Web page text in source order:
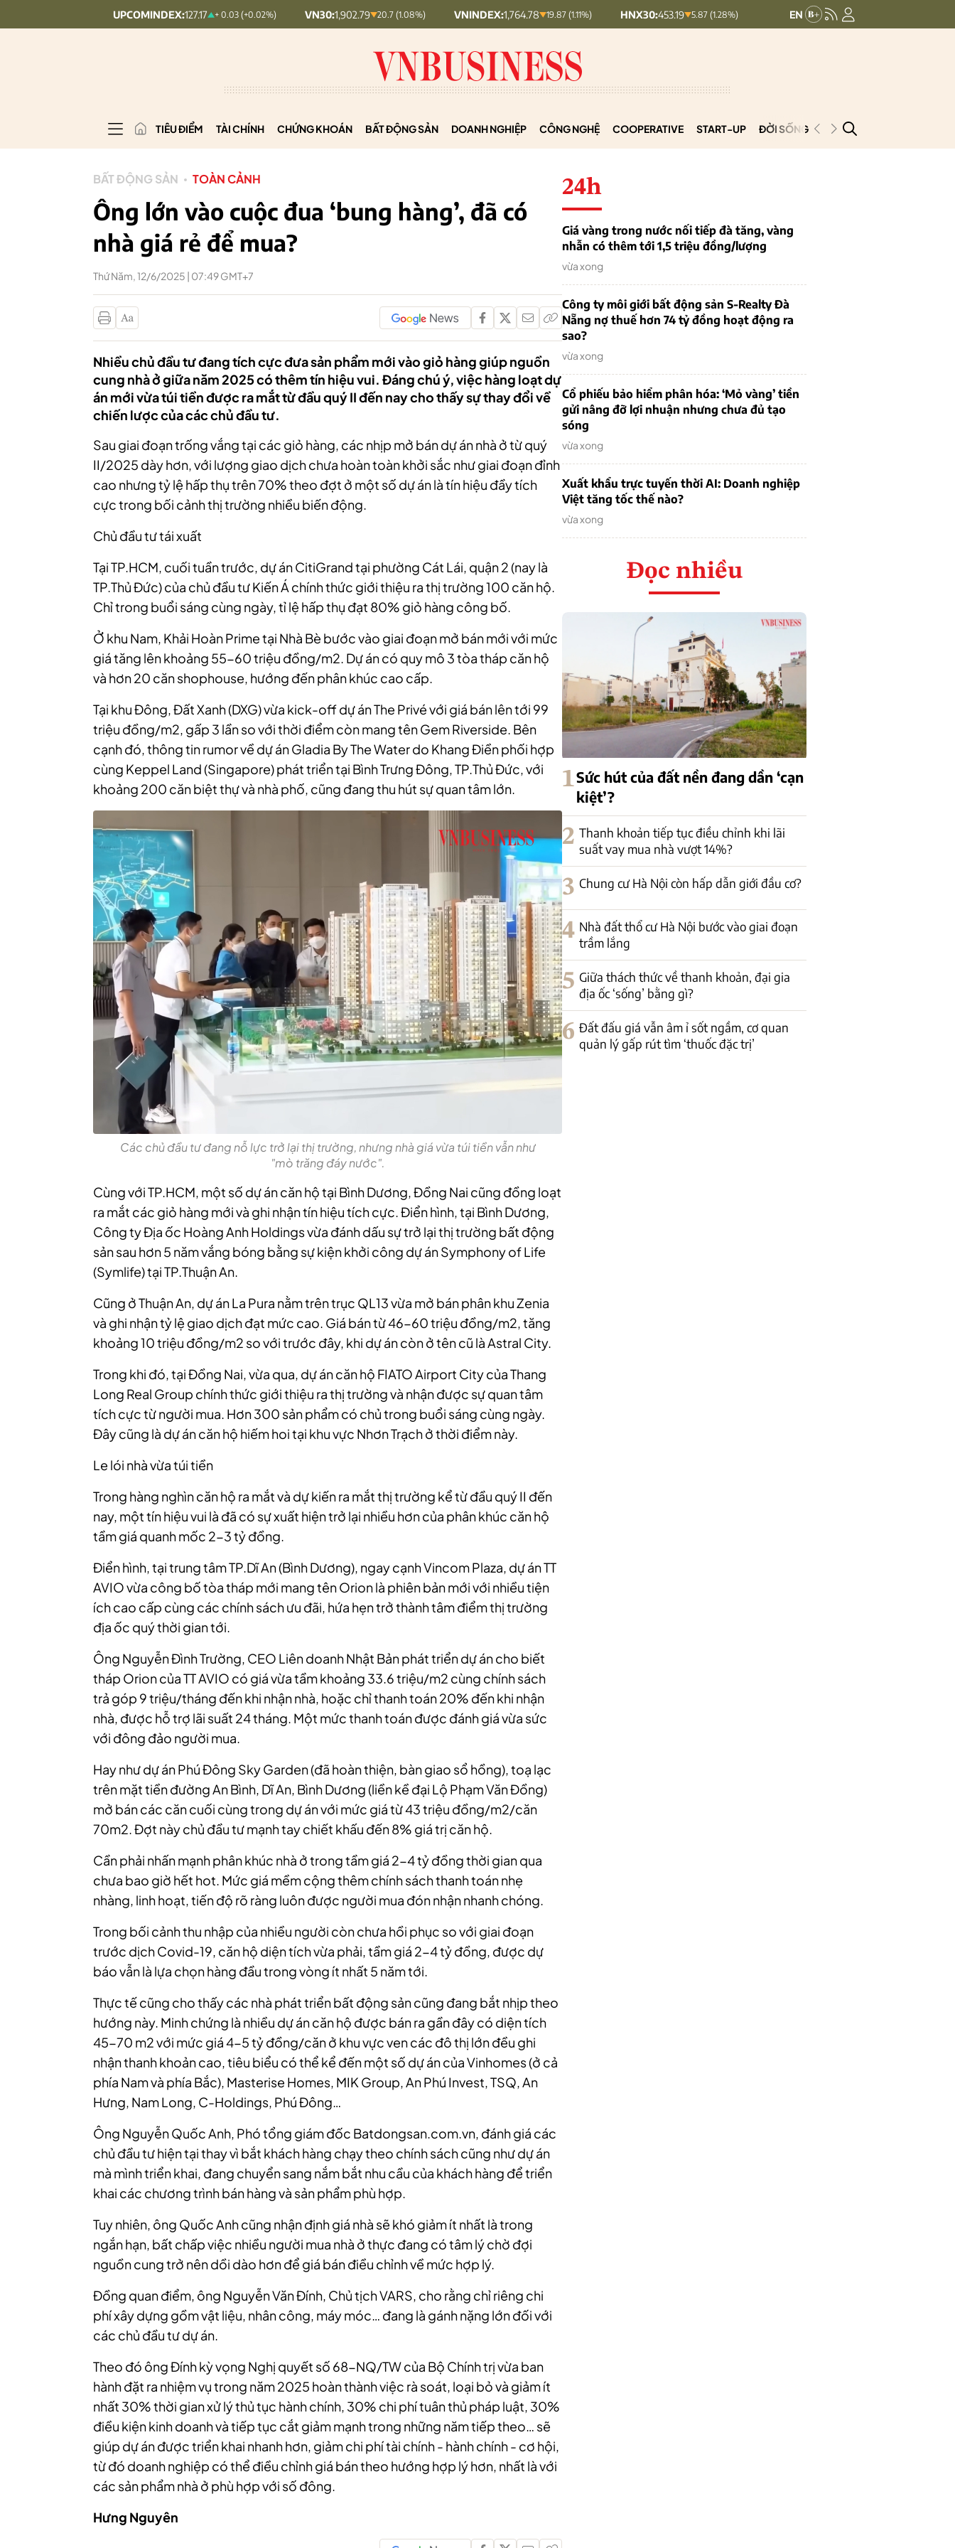
UPCOMINDEX:127.17 + 0.03 (+0.02%) VN30: 1,902.79 20.7 (1.08%) VNINDEX: 1,764.78 19.87 (1.11%) HNX30: 453.19 5.87 (1.28%) HNXINDEX: 292.64 8.56 (2.84%)
TIÊU ĐIỂM TÀI CHÍNH CHỨNG KHOÁN BẤT ĐỘNG SẢN DOANH NGHIỆP CÔNG NGHỆ COOPERATIVE START-UP ĐỜI SỐNG PODCAST
BẤT ĐỘNG SẢN TOÀN CẢNH
Ông lớn vào cuộc đua ‘bung hàng’, đã có
nhà giá rẻ để mua?
Thứ Năm, 12/6/2025 | 07:49 GMT+7
Nhiều chủ đầu tư đang tích cực đưa sản phẩm mới vào giỏ hàng giúp nguồn
cung nhà ở giữa năm 2025 có thêm tín hiệu vui. Đáng chú ý, việc hàng loạt dự
án mới vừa túi tiền được ra mắt từ đầu quý II đến nay cho thấy sự thay đổi về
chiến lược của các chủ đầu tư.
Sau giai đoạn trống vắng tại các giỏ hàng, các nhịp mở bán dự án nhà ở từ quý
II/2025 dày hơn, với lượng giao dịch chưa hoàn toàn khởi sắc như giai đoạn đỉnh
cao nhưng tỷ lệ hấp thụ trên 70% theo đợt ở một số dự án là tín hiệu đầy tích
cực trong bối cảnh thị trường nhiều biến động.
Chủ đầu tư tái xuất
Tại TP.HCM, cuối tuần trước, dự án CitiGrand tại phường Cát Lái, quận 2 (nay là
TP.Thủ Đức) của chủ đầu tư Kiến Á chính thức giới thiệu ra thị trường 100 căn hộ.
Chỉ trong buổi sáng cùng ngày, tỉ lệ hấp thụ đạt 80% giỏ hàng công bố.
Ở khu Nam, Khải Hoàn Prime tại Nhà Bè bước vào giai đoạn mở bán mới với mức
giá tăng lên khoảng 55-60 triệu đồng/m2. Dự án có quy mô 3 tòa tháp căn hộ
và hơn 20 căn shophouse, hướng đến phân khúc cao cấp.
Tại khu Đông, Đất Xanh (DXG) vừa kick-off dự án The Privé với giá bán lên tới 99
triệu đồng/m2, gấp 3 lần so với thời điểm còn mang tên Gem Riverside. Bên
cạnh đó, thông tin rumor về dự án Gladia By The Water do Khang Điền phối hợp
cùng Keppel Land (Singapore) phát triển tại Bình Trưng Đông, TP.Thủ Đức, với
khoảng 200 căn biệt thự và nhà phố, cũng đang thu hút sự quan tâm lớn.
Các chủ đầu tư đang nỗ lực trở lại thị trường, nhưng nhà giá vừa túi tiền vẫn như
"mò trăng đáy nước".
Cùng với TP.HCM, một số dự án căn hộ tại Bình Dương, Đồng Nai cũng đồng loạt
ra mắt các giỏ hàng mới và ghi nhận tín hiệu tích cực. Điển hình, tại Bình Dương,
Công ty Địa ốc Hoàng Anh Holdings vừa đánh dấu sự trở lại thị trường bất động
sản sau hơn 5 năm vắng bóng bằng sự kiện khởi công dự án Symphony of Life
(Symlife) tại TP.Thuận An.
Cũng ở Thuận An, dự án La Pura nằm trên trục QL13 vừa mở bán phân khu Zenia
và ghi nhận tỷ lệ giao dịch đạt mức cao. Giá bán từ 46-60 triệu đồng/m2, tăng
khoảng 10 triệu đồng/m2 so với trước đây, khi dự án còn ở tên cũ là Astral City.
Trong khi đó, tại Đồng Nai, vừa qua, dự án căn hộ FIATO Airport City của Thang
Long Real Group chính thức giới thiệu ra thị trường và nhận được sự quan tâm
tích cực từ người mua. Hơn 300 sản phẩm có chủ trong buổi sáng cùng ngày.
Đây cũng là dự án căn hộ hiếm hoi tại khu vực Nhơn Trạch ở thời điểm này.
Le lói nhà vừa túi tiền
Trong hàng nghìn căn hộ ra mắt và dự kiến ra mắt thị trường kể từ đầu quý II đến
nay, một tín hiệu vui là đã có sự xuất hiện trở lại nhiều hơn của phân khúc căn hộ
tầm giá quanh mốc 2-3 tỷ đồng.
Điển hình, tại trung tâm TP.Dĩ An (Bình Dương), ngay cạnh Vincom Plaza, dự án TT
AVIO vừa công bố tòa tháp mới mang tên Orion là phiên bản mới với nhiều tiện
ích cao cấp cùng các chính sách ưu đãi, hứa hẹn trở thành tâm điểm thị trường
địa ốc quý thời gian tới.
Ông Nguyễn Đình Trường, CEO Liên doanh Nhật Bản phát triển dự án cho biết
tháp Orion của TT AVIO có giá vừa tầm khoảng 33.6 triệu/m2 cùng chính sách
trả góp 9 triệu/tháng đến khi nhận nhà, hoặc chỉ thanh toán 20% đến khi nhận
nhà, được hỗ trợ lãi suất 24 tháng. Một mức thanh toán được đánh giá vừa sức
với đông đảo người mua.
Hay như dự án Phú Đông Sky Garden (đã hoàn thiện, bàn giao sổ hồng), toạ lạc
trên mặt tiền đường An Bình, Dĩ An, Bình Dương (liền kề đại Lộ Phạm Văn Đồng)
mở bán các căn cuối cùng trong dự án với mức giá từ 43 triệu đồng/m2/căn
70m2. Đợt này chủ đầu tư mạnh tay chiết khấu đến 8% giá trị căn hộ.
Cần phải nhấn mạnh phân khúc nhà ở trong tầm giá 2-4 tỷ đồng thời gian qua
chưa bao giờ hết hot. Mức giá mềm cộng thêm chính sách thanh toán nhẹ
nhàng, linh hoạt, tiến độ rõ ràng luôn được người mua đón nhận nhanh chóng.
Trong bối cảnh thu nhập của nhiều người còn chưa hồi phục so với giai đoạn
trước dịch Covid-19, căn hộ diện tích vừa phải, tầm giá 2-4 tỷ đồng, được dự
báo vẫn là lựa chọn hàng đầu trong vòng ít nhất 5 năm tới.
Thực tế cũng cho thấy các nhà phát triển bất động sản cũng đang bắt nhịp theo
hướng này. Minh chứng là nhiều dự án căn hộ được bán ra gần đây có diện tích
45-70 m2 với mức giá 4-5 tỷ đồng/căn ở khu vực ven các đô thị lớn đều ghi
nhận thanh khoản cao, tiêu biểu có thể kể đến một số dự án của Vinhomes (ở cả
phía Nam và phía Bắc), Masterise Homes, MIK Group, An Phú Invest, TSQ, An
Hưng, Nam Long, C-Holdings, Phú Đông…
Ông Nguyễn Quốc Anh, Phó tổng giám đốc Batdongsan.com.vn, đánh giá các
chủ đầu tư hiện tại thay vì bắt khách hàng chạy theo chính sách cũng như dự án
mà mình triển khai, đang chuyển sang nắm bắt nhu cầu của khách hàng để triển
khai các chương trình bán hàng và sản phẩm phù hợp.
Tuy nhiên, ông Quốc Anh cũng nhận định giá nhà sẽ khó giảm ít nhất là trong
ngắn hạn, bất chấp việc nhiều người mua nhà ở thực đang có tâm lý chờ đợi
nguồn cung trở nên dồi dào hơn để giá bán điều chỉnh về mức hợp lý.
Đồng quan điểm, ông Nguyễn Văn Đính, Chủ tịch VARS, cho rằng chỉ riêng chi
phí xây dựng gồm vật liệu, nhân công, máy móc… đang là gánh nặng lớn đối với
các chủ đầu tư dự án.
Theo đó ông Đính kỳ vọng Nghị quyết số 68-NQ/TW của Bộ Chính trị vừa ban
hành đặt ra nhiệm vụ trong năm 2025 hoàn thành việc rà soát, loại bỏ và giảm ít
nhất 30% thời gian xử lý thủ tục hành chính, 30% chi phí tuân thủ pháp luật, 30%
điều kiện kinh doanh và tiếp tục cắt giảm mạnh trong những năm tiếp theo… sẽ
giúp dự án được triển khai nhanh hơn, giảm chi phí tài chính - hành chính - cơ hội,
từ đó doanh nghiệp có thể điều chỉnh giá bán theo hướng hợp lý hơn, nhất là với
các sản phẩm nhà ở phù hợp với số đông.
Hưng Nguyên
24h
Giá vàng trong nước nối tiếp đà tăng, vàng
nhẫn có thêm tới 1,5 triệu đồng/lượng
vừa xong
Công ty môi giới bất động sản S-Realty Đà
Nẵng nợ thuế hơn 74 tỷ đồng hoạt động ra
sao?
vừa xong
Cổ phiếu bảo hiểm phân hóa: ‘Mỏ vàng’ tiền
gửi nâng đỡ lợi nhuận nhưng chưa đủ tạo
sóng
vừa xong
Xuất khẩu trực tuyến thời AI: Doanh nghiệp
Việt tăng tốc thế nào?
vừa xong
Đọc nhiều
1Sức hút của đất nền đang dần ‘cạn
kiệt’?
2 Thanh khoản tiếp tục điều chỉnh khi lãi
suất vay mua nhà vượt 14%?
3 Chung cư Hà Nội còn hấp dẫn giới đầu cơ?
4 Nhà đất thổ cư Hà Nội bước vào giai đoạn
trầm lắng
5 Giữa thách thức về thanh khoản, đại gia
địa ốc ‘sống’ bằng gì?
6 Đất đấu giá vẫn âm ỉ sốt ngầm, cơ quan
quản lý gấp rút tìm ‘thuốc đặc trị’